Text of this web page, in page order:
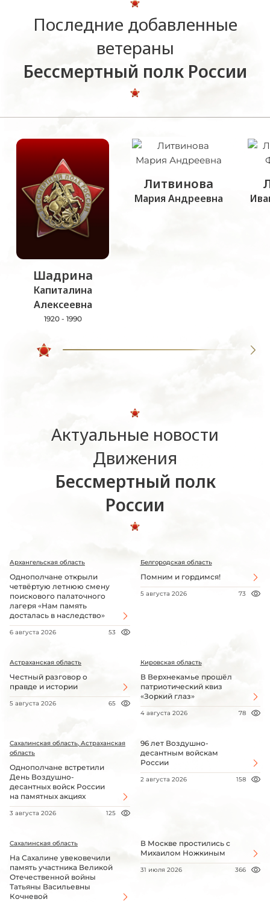
Последние добавленные
ветераны
Бессмертный полк России
Шадрина
Капиталина
Алексеевна
1920 - 1990
Литвинова
Мария Андреевна
Актуальные новости
Движения
Бессмертный полк
России
Архангельская область
Однополчане открыли
четвёртую летнюю смену
поискового палаточного
лагеря «Нам память
досталась в наследство»
6 августа 2026 53
Белгородская область
Помним и гордимся!
5 августа 2026 73
Астраханская область
Честный разговор о
правде и истории
5 августа 2026 65
Кировская область
В Верхнекамье прошёл
патриотический квиз
«Зоркий глаз»
4 августа 2026 78
Сахалинская область, Астраханская
область
Однополчане встретили
День Воздушно-
десантных войск России
на памятных акциях
3 августа 2026 125
96 лет Воздушно-
десантным войскам
России
2 августа 2026 158
Сахалинская область
На Сахалине увековечили
память участника Великой
Отечественной войны
Татьяны Васильевны
Кочневой
В Москве простились с
Михаилом Ножкиным
31 июля 2026 366